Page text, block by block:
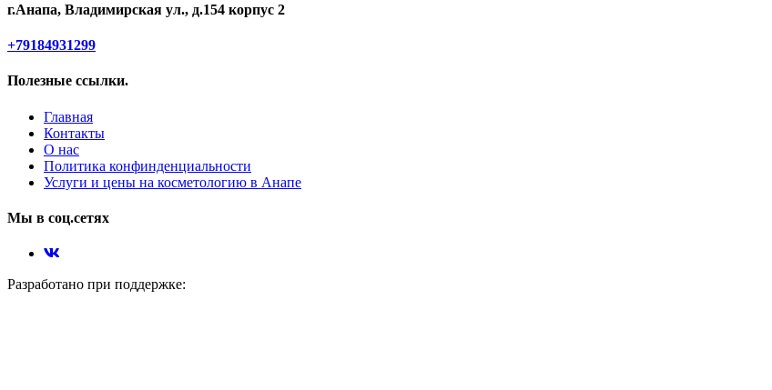
г.Анапа, Владимирская ул., д.154 корпус 2
+79184931299
Полезные ссылки.
Главная
Контакты
О нас
Политика конфинденциальности
Услуги и цены на косметологию в Анапе
Мы в соц.сетях
Разработано при поддержке: